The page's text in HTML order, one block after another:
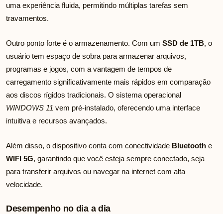
uma experiência fluida, permitindo múltiplas tarefas sem
travamentos.
Outro ponto forte é o armazenamento. Com um SSD de 1TB, o
usuário tem espaço de sobra para armazenar arquivos,
programas e jogos, com a vantagem de tempos de
carregamento significativamente mais rápidos em comparação
aos discos rígidos tradicionais. O sistema operacional
WINDOWS 11 vem pré-instalado, oferecendo uma interface
intuitiva e recursos avançados.
Além disso, o dispositivo conta com conectividade Bluetooth e
WIFI 5G, garantindo que você esteja sempre conectado, seja
para transferir arquivos ou navegar na internet com alta
velocidade.
Desempenho no dia a dia